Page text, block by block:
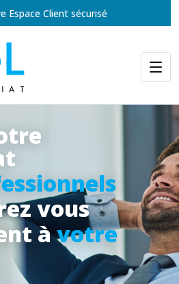
Espace Client sécurisé
vous
àvotre